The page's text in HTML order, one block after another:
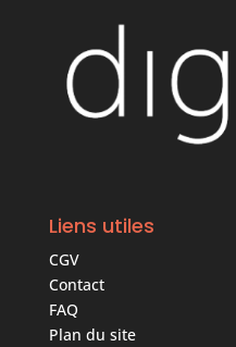
Liens utiles
CGV
Contact
FAQ
Plan du site